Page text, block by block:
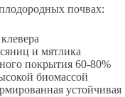
почвах:
и мятлика
покрытия 60-80%
биомассой
устойчивая